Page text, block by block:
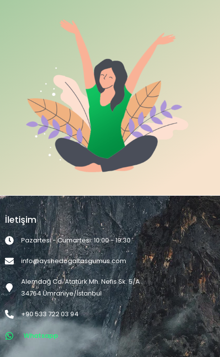
İletişim
Pazartesi - Cumartesi: 10:00 - 19:30
info@ayshedogaltasgumus.com
Alemdağ Cd. Atatürk Mh. Nefis Sk. 5/A
34764 Ümraniye/İstanbul
+90 533 722 03 94
Whatsapp